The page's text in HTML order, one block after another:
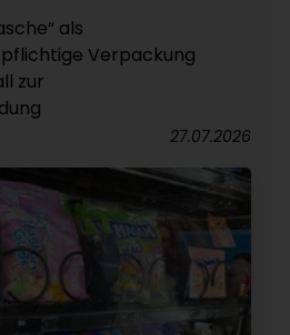
als
Verpackung
zur
27.07.2026